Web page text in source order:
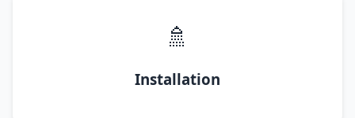
🚿
Installation